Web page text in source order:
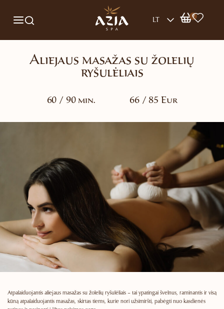
LT
0
Atpalaiduojantis aliejaus masažas su žolelių ryšulėliais – tai ypatingai švelnus, raminantis ir visą
kūną atpalaiduojantis masažas, skirtas tiems, kurie nori užsimiršti, pabėgti nuo kasdienės
Aliejaus masažas su žolelių
ryšulėliais
60 / 90 min. 66 / 85 Eur